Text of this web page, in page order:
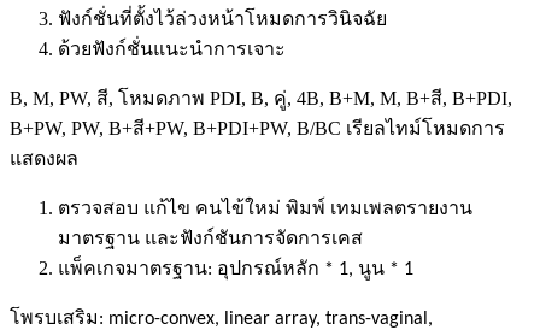
ฟังก์ชั่นที่ตั้งไว้ล่วงหน้าโหมดการวินิจฉัย
ด้วยฟังก์ชั่นแนะนำการเจาะ
B, M, PW, สี, โหมดภาพ PDI, B, คู่, 4B, B+M, M, B+สี, B+PDI,
B+PW, PW, B+สี+PW, B+PDI+PW, B/BC เรียลไทม์ โหมดการ
แสดงผล
ตรวจสอบ แก้ไข คนไข้ใหม่ พิมพ์ เทมเพลตรายงาน
มาตรฐาน และฟังก์ชันการจัดการเคส
แพ็คเกจมาตรฐาน: อุปกรณ์หลัก * 1, นูน * 1
โพรบเสริม: micro-convex, linear array, trans-vaginal,